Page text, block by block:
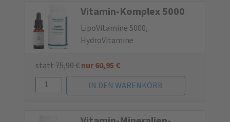
Vitamin-Komplex 5000
LipoVitamine 5000,
HydroVitamine
statt75,90€nur60,95€